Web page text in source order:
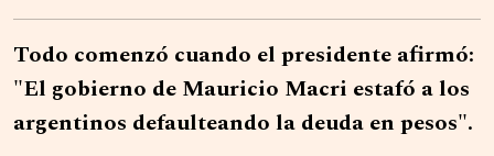
Todo comenzó cuando el presidente afirmó:
"El gobierno de Mauricio Macri estafó a los
argentinos defaulteando la deuda en pesos".